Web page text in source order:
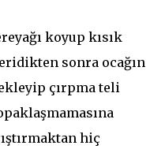
koyup kısık
sonra ocağın
çırpma teli
hiç